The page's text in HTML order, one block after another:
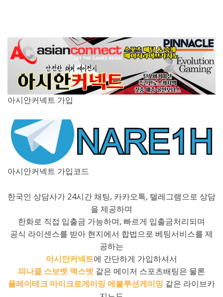
아시안커넥트 가입
아시안커넥트 가입코드
한국인 상담사가 24시간 채팅, 카카오톡, 텔레그램으로 상담
을 제공하며
한화로 직접 입출금 가능하며, 빠르게 입출금처리되며
공식 라이센스를 받아 현지에서 합법으로 베팅서비스를 제
공하는
아시안커넥트에 간단하게 가입하셔서
피나클 스보벳 맥스벳 같은 메이저 스포츠배팅은 물론
플레이테크 마이크로게이밍 에볼루션게이밍 같은 라이브카